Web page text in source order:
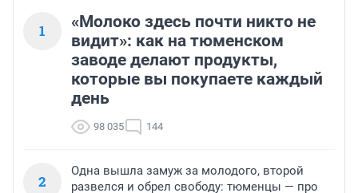
1
«Молоко здесь почти никто не
видит»: как на тюменском
заводе делают продукты,
которые вы покупаете каждый
день
98 035 144
2
Одна вышла замуж за молодого, второй
развелся и обрел свободу: тюменцы — про